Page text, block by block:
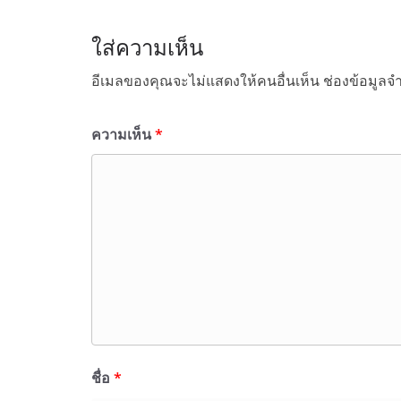
ใส่ความเห็น
อีเมลของคุณจะไม่แสดงให้คนอื่นเห็น ช่องข้อมูลจ
ความเห็น*
ชื่อ *